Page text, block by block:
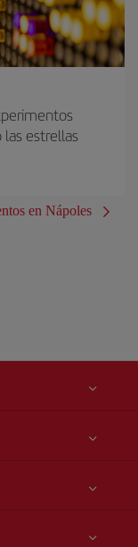
estrellas
en Nápoles